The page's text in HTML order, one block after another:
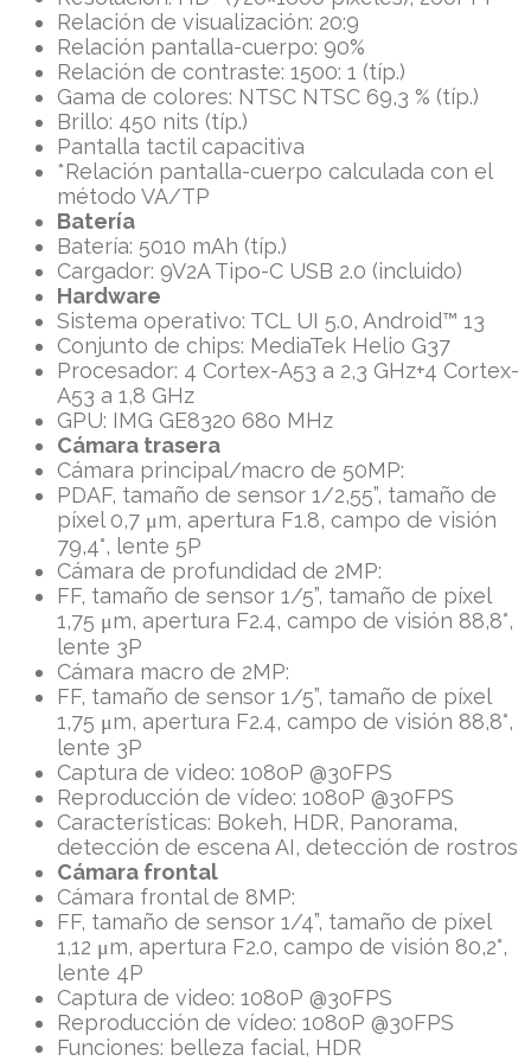
Relación de visualización: 20:9
Relación pantalla-cuerpo: 90%
Relación de contraste: 1500: 1 (típ.)
Gama de colores: NTSC NTSC 69,3 % (típ.)
Brillo: 450 nits (típ.)
Pantalla tactil capacitiva
*Relación pantalla-cuerpo calculada con el
método VA/TP
Batería
Batería: 5010 mAh (típ.)
Cargador: 9V2A Tipo-C USB 2.0 (incluido)
Hardware
Sistema operativo: TCL UI 5.0, Android™ 13
Conjunto de chips: MediaTek Helio G37
Procesador: 4 Cortex-A53 a 2,3 GHz+4 Cortex-
A53 a 1,8 GHz
GPU: IMG GE8320 680 MHz
Cámara trasera
Cámara principal/macro de 50MP:
PDAF, tamaño de sensor 1/2,55”, tamaño de
píxel 0,7 μm, apertura F1.8, campo de visión
79,4°, lente 5P
Cámara de profundidad de 2MP:
FF, tamaño de sensor 1/5”, tamaño de píxel
1,75 μm, apertura F2.4, campo de visión 88,8°,
lente 3P
Cámara macro de 2MP:
FF, tamaño de sensor 1/5”, tamaño de píxel
1,75 μm, apertura F2.4, campo de visión 88,8°,
lente 3P
Captura de video: 1080P @30FPS
Reproducción de vídeo: 1080P @30FPS
Características: Bokeh, HDR, Panorama,
detección de escena AI, detección de rostros
Cámara frontal
Cámara frontal de 8MP:
FF, tamaño de sensor 1/4”, tamaño de píxel
1,12 μm, apertura F2.0, campo de visión 80,2°,
lente 4P
Captura de video: 1080P @30FPS
Reproducción de vídeo: 1080P @30FPS
Funciones: belleza facial, HDR